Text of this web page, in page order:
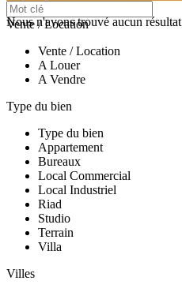
searching...
Nous n'avons trouvé aucun résultat
Vente / Location
Vente / Location
A Louer
A Vendre
Type du bien
Type du bien
Appartement
Bureaux
Local Commercial
Local Industriel
Riad
Studio
Terrain
Villa
Villes